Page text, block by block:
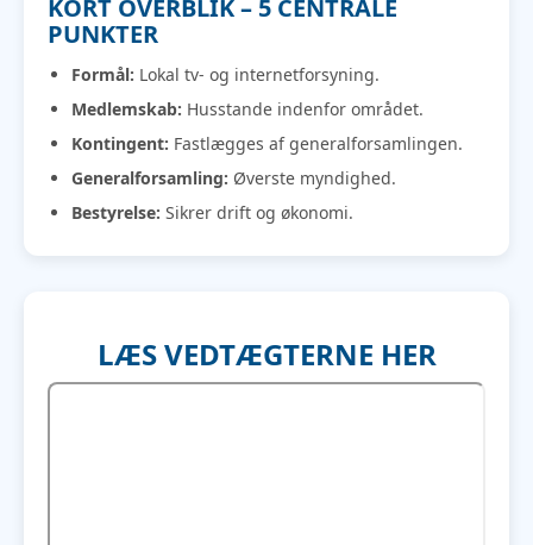
KORT OVERBLIK – 5 CENTRALE
PUNKTER
Formål: Lokal tv- og internetforsyning.
Medlemskab: Husstande indenfor området.
Kontingent: Fastlægges af generalforsamlingen.
Generalforsamling: Øverste myndighed.
Bestyrelse: Sikrer drift og økonomi.
LÆS VEDTÆGTERNE HER